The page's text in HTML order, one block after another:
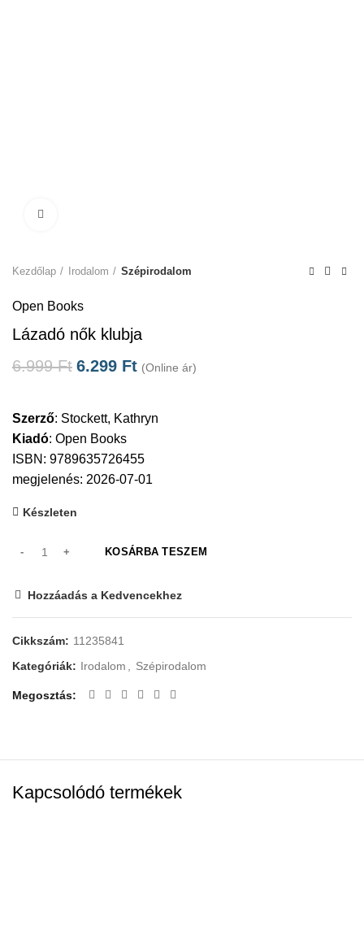
Kezdőlap Irodalom Szépirodalom
Open Books
Lázadó nők klubja
6.999Ft 6.299 Ft (Online ár)
Szerző: Stockett, Kathryn
Kiadó: Open Books
ISBN: 9789635726455
megjelenés: 2026-07-01
Készleten
KOSÁRBA TESZEM
Hozzáadás a Kedvencekhez
Cikkszám: 11235841
Kategóriák: Irodalom , Szépirodalom
Megosztás
Kapcsolódó termékek